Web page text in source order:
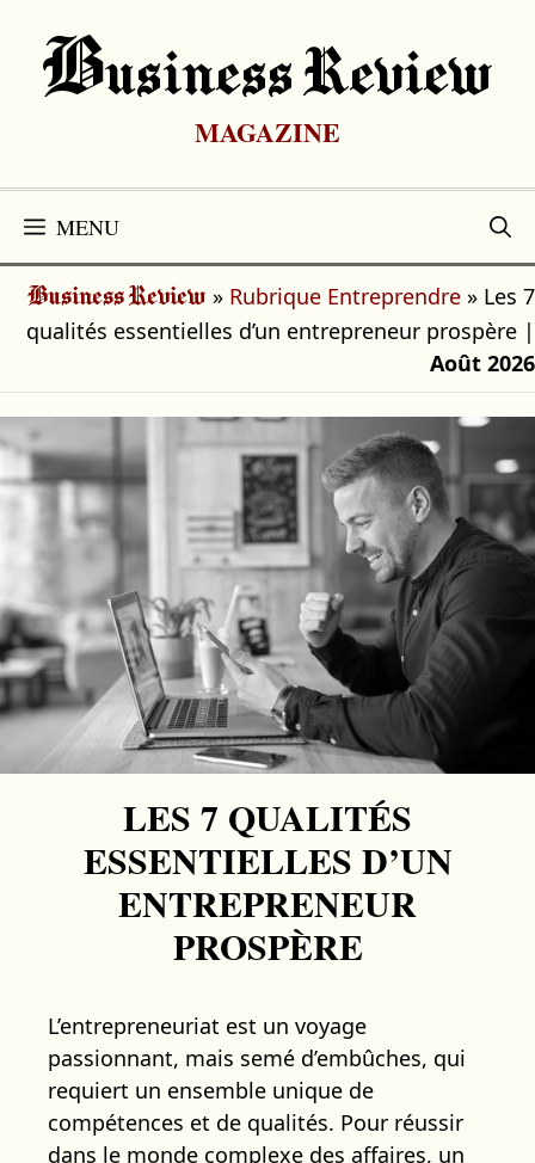
contenu
BUsiness Review
MAGAZINE
MENU
Business Review » Rubrique Entreprendre » Les 7
qualités essentielles d’un entrepreneur prospère |
Août 2026
LES 7 QUALITÉS
ESSENTIELLES D’UN
ENTREPRENEUR
PROSPÈRE
L’entrepreneuriat est un voyage
passionnant, mais semé d’embûches, qui
requiert un ensemble unique de
compétences et de qualités. Pour réussir
dans le monde complexe des affaires, un